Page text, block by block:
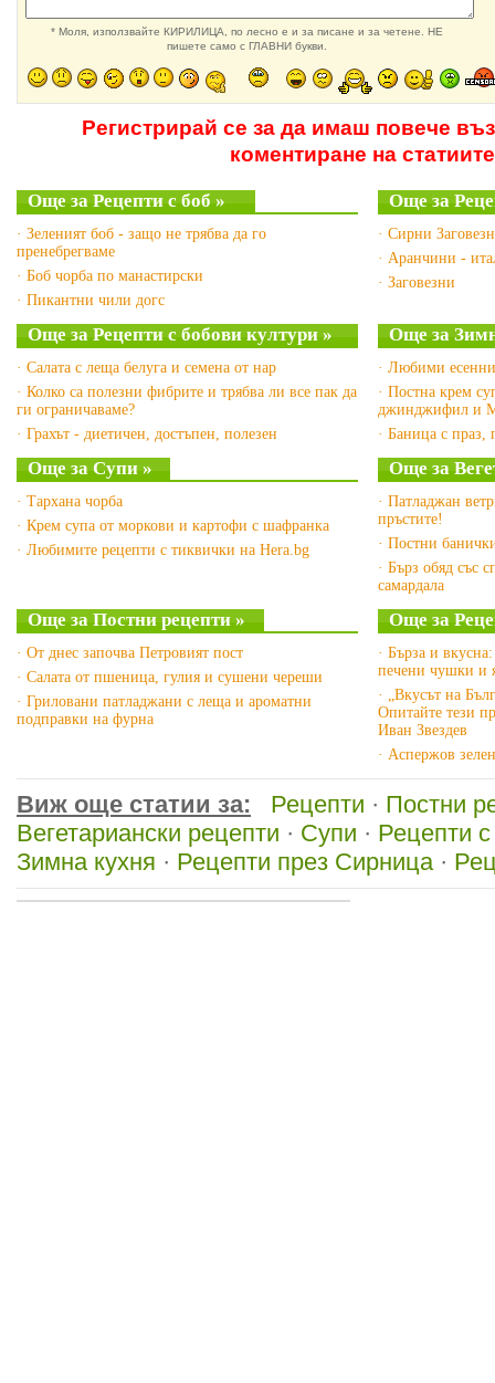
* Моля, използвайте КИРИЛИЦА, по лесно е и за писане и за четене. НЕ
пишете само с ГЛАВНИ букви.
Регистрирай се за да имаш повече
коментиране на статиите
Още за Рецепти с боб »
· Зеленият боб - защо не трябва да го
пренебрегваме
· Боб чорба по манастирски
· Пикантни чили догс
Още за
· Сирни
· Аранчини -
· Заговезни
Още за Рецепти с бобови култури »
· Салата с леща белуга и семена от нар
· Колко са полезни фибрите и трябва ли все пак да
ги ограничаваме?
· Грахът - диетичен, достъпен, полезен
Още за
· Любими
· Постна крем
джинджифил и
· Баница с праз,
Още за Супи »
· Тархана чорба
· Крем супа от моркови и картофи с шафранка
· Любимите рецепти с тиквички на Hera.bg
Още за
· Патладжан
пръстите!
· Постни
· Бърз обяд със
самардала
Още за Постни рецепти »
· От днес започва Петровият пост
· Салата от пшеница, гулия и сушени череши
· Гриловани патладжани с леща и ароматни
подправки на фурна
Още за
· Бърза и
печени чушки и
· „Вкусът на
Опитайте тези
Иван Звездев
· Аспержов
Виж още статии за: Рецепти · Постни
Вегетариански рецепти · Супи · Рецепти
Зимна кухня · Рецепти през Сирница·